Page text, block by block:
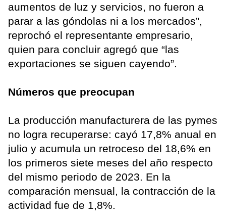
aumentos de luz y servicios, no fueron a
parar a las góndolas ni a los mercados”,
reprochó el representante empresario,
quien para concluir agregó que “las
exportaciones se siguen cayendo”.
Números que preocupan
La producción manufacturera de las pymes
no logra recuperarse: cayó 17,8% anual en
julio y acumula un retroceso del 18,6% en
los primeros siete meses del año respecto
del mismo periodo de 2023. En la
comparación mensual, la contracción de la
actividad fue de 1,8%.